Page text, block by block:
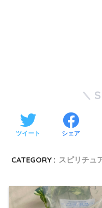
ツイート シェア
CATEGORY : スピリチュ